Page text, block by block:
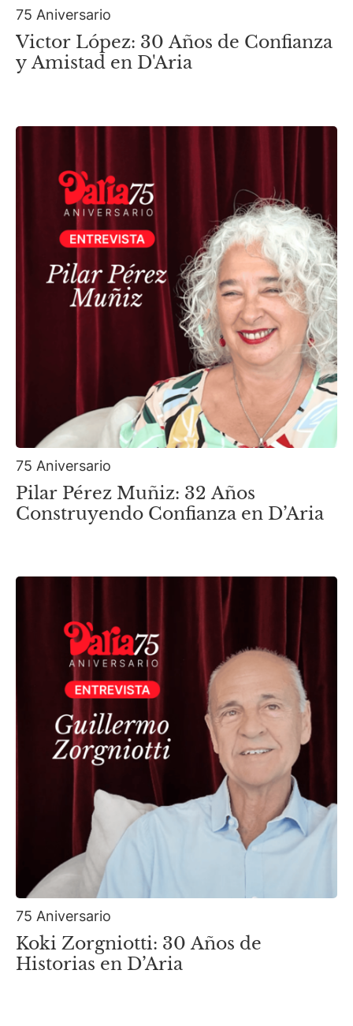
75 Aniversario
Victor López: 30 Años de Confianza
y Amistad en D'Aria
75 Aniversario
Pilar Pérez Muñiz: 32 Años
Construyendo Confianza en D’Aria
75 Aniversario
Koki Zorgniotti: 30 Años de
Historias en D’Aria